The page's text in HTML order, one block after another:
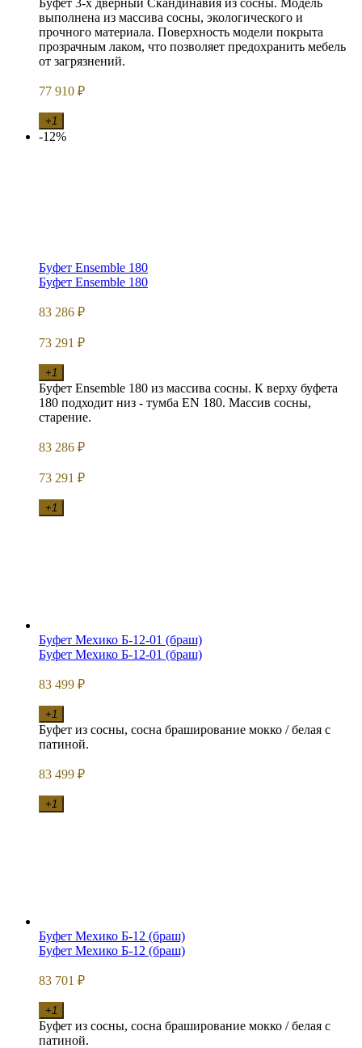
выполнена из массива сосны, экологического и
прочного материала. Поверхность модели покрыта
прозрачным лаком, что позволяет предохранить мебель
от загрязнений.
77 910 ₽
+1
-12%
Буфет Ensemble 180
Буфет Ensemble 180
83 286 ₽
73 291 ₽
+1
Буфет Ensemble 180 из массива сосны. К верху буфета
180 подходит низ - тумба EN 180. Массив сосны,
старение.
83 286 ₽
73 291 ₽
+1
Буфет Мехико Б-12-01 (браш)
Буфет Мехико Б-12-01 (браш)
83 499 ₽
+1
Буфет из сосны, сосна браширование мокко / белая с
патиной.
83 499 ₽
+1
Буфет Мехико Б-12 (браш)
Буфет Мехико Б-12 (браш)
83 701 ₽
+1
Буфет из сосны, сосна браширование мокко / белая с
патиной.